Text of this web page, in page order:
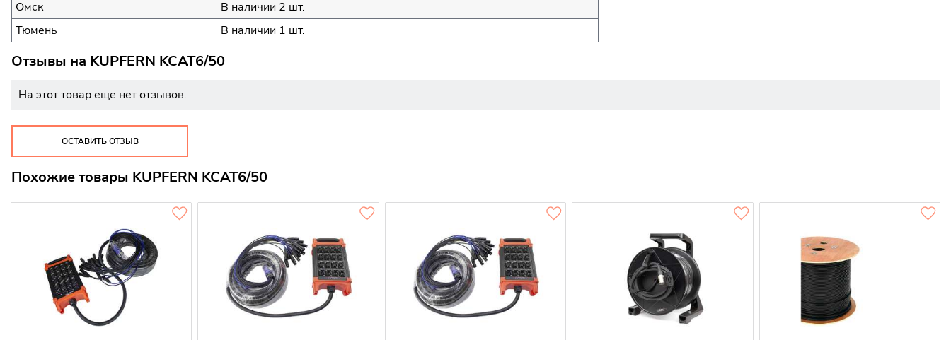
Омск
В наличии 2 шт.
Тюмень
В наличии 1 шт.
Отзывы на KUPFERN KCAT6/50
На этот товар еще нет отзывов.
ОСТАВИТЬ ОТЗЫВ
Похожие товары KUPFERN KCAT6/50